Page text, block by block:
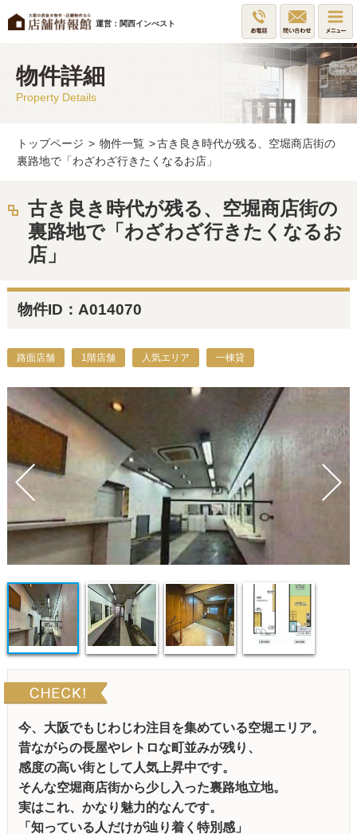
運営：関西インべスト
物件詳細
Property Details
トップページ > 物件一覧 >古き良き時代が残る、空堀商店街の
裏路地で「わざわざ行きたくなるお店」
古き良き時代が残る、空堀商店街の
裏路地で「わざわざ行きたくなるお
店」
物件ID：A014070
路面店舗 1階店舗 人気エリア 一棟貸
今、大阪でもじわじわ注目を集めている空堀エリア。
昔ながらの長屋やレトロな町並みが残り、
感度の高い街として人気上昇中です。
そんな空堀商店街から少し入った裏路地立地。
実はこれ、かなり魅力的なんです。
「知っている人だけが辿り着く特別感」